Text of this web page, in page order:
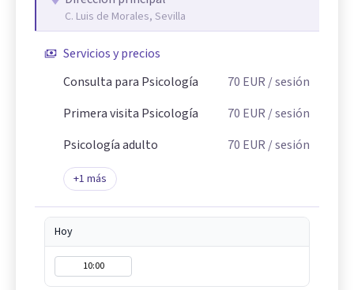
C. Luis de Morales, Sevilla
Servicios y precios
Consulta para Psicología
70 EUR / sesión
Primera visita Psicología
70 EUR / sesión
Psicología adulto
70 EUR / sesión
+1 más
Hoy
10:00